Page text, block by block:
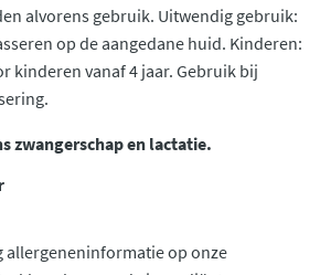
alvorens gebruik. Uitwendig gebruik:
op de aangedane huid. Kinderen:
kinderen vanaf 4 jaar. Gebruik bij
zwangerschap en lactatie.
allergeneninformatie op onze